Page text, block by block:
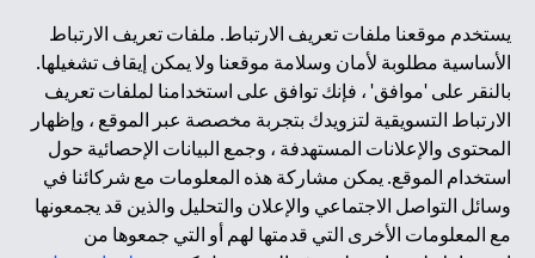
يستخدم موقعنا ملفات تعريف الارتباط. ملفات تعريف الارتباط
الأساسية مطلوبة لأمان وسلامة موقعنا ولا يمكن إيقاف تشغيلها.
بالنقر على 'موافق' ، فإنك توافق على استخدامنا لملفات تعريف
الارتباط التسويقية لتزويدك بتجربة مخصصة عبر الموقع ، وإظهار
المحتوى والإعلانات المستهدفة ، وجمع البيانات الإحصائية حول
استخدام الموقع. يمكن مشاركة هذه المعلومات مع شركائنا في
وسائل التواصل الاجتماعي والإعلان والتحليل والذين قد يجمعونها
مع المعلومات الأخرى التي قدمتها لهم أو التي جمعوها من
سيتي بنك إن. إيه. الإمارات مسجل لدى مصرف الإمارات المركزي تحت
أرقام التراخيص 202563 لفرع الوصل في دبي، 531989 لفرع مول
الإمارات في دبي، و CN-1002019 لفرع أبوظبي. هاتف: 4000 311 04.
فرع سيتي بنك إن إيه - الإمارات العربية المتحدة مرخص من مصرف
الإمارات العربية المتحدة المركزي كفرع لبنك أجنبي.
سيتي بنك إن إيه الإمارات العربية المتحدة مرخص من هيئة الأوراق المالية
والسلع في الإمارات العربية المتحدة ("SCA") للقيام بالنشاط المالي لـ أ)